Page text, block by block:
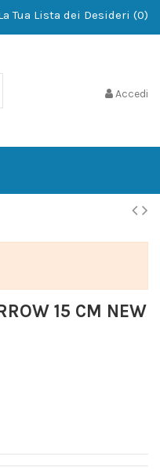
Tua Lista dei Desideri (0)
Accedi
15 CM NEW